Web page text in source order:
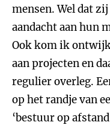
mensen. Wel dat
aandacht aan hun
Ook kom ik
aan projecten en
regulier overleg.
op het randje van
‘bestuur op